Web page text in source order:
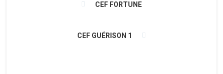
CEF FORTUNE
CEF GUÉRISON 1